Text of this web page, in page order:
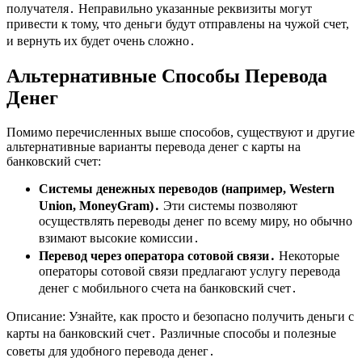
получателя․ Неправильно указанные реквизиты могут
привести к тому, что деньги будут отправлены на чужой счет,
и вернуть их будет очень сложно․
Альтернативные Способы Перевода
Денег
Помимо перечисленных выше способов, существуют и другие
альтернативные варианты перевода денег с карты на
банковский счет:
Системы денежных переводов (например, Western
Union, MoneyGram)․ Эти системы позволяют
осуществлять переводы денег по всему миру, но обычно
взимают высокие комиссии․
Перевод через оператора сотовой связи․ Некоторые
операторы сотовой связи предлагают услугу перевода
денег с мобильного счета на банковский счет․
Описание: Узнайте, как просто и безопасно получить деньги с
карты на банковский счет․ Различные способы и полезные
советы для удобного перевода денег․